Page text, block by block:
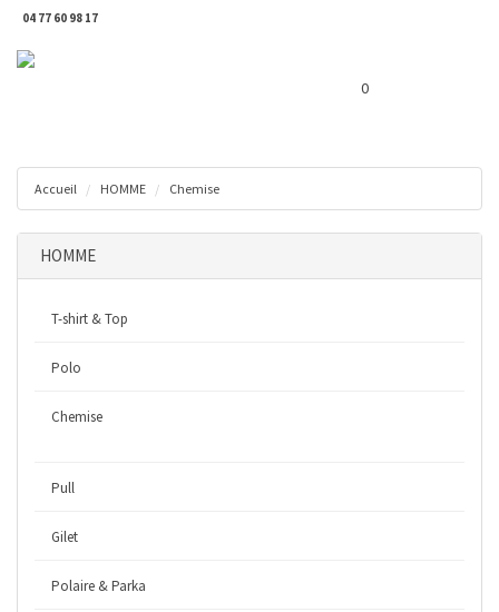
04 77 60 98 17
0
Accueil HOMME Chemise
HOMME
T-shirt & Top
Polo
Chemise
Pull
Gilet
Polaire & Parka